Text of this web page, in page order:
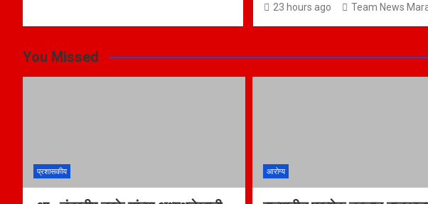
23 hours ago Team News
You Missed
प्रशासकीय आरोग्य